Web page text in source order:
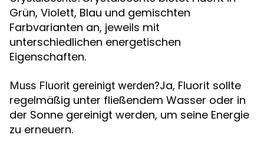
Grün, Violett, Blau und gemischten
Farbvarianten an, jeweils mit
unterschiedlichen energetischen
Eigenschaften.
Muss Fluorit gereinigt werden?Ja, Fluorit sollte
regelmäßig unter fließendem Wasser oder in
der Sonne gereinigt werden, um seine Energie
zu erneuern.